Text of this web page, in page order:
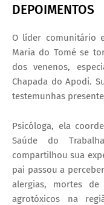
DEPOIMENTOS
O líder comunitário
Maria do Tomé se
dos venenos,
Chapada do Apodi.
testemunhas
Psicóloga, ela
Saúde do
compartilhou sua
pai passou a
alergias, mortes
agrotóxicos na